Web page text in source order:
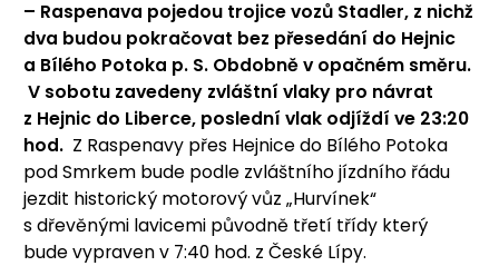
– Raspenava pojedou trojice vozů Stadler, z nichž
dva budou pokračovat bez přesedání do Hejnic
a Bílého Potoka p. S. Obdobně v opačném směru.
V sobotu zavedeny zvláštní vlaky pro návrat
z Hejnic do Liberce, poslední vlak odjíždí ve 23:20
hod. Z Raspenavy přes Hejnice do Bílého Potoka
pod Smrkem bude podle zvláštního jízdního řádu
jezdit historický motorový vůz „Hurvínek“
s dřevěnými lavicemi původně třetí třídy který
bude vypraven v 7:40 hod. z České Lípy.